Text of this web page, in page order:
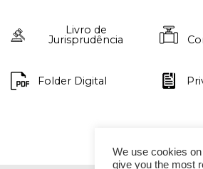
Livro de
Jurisprudência
Folder Digital
We use cookies
give you the most